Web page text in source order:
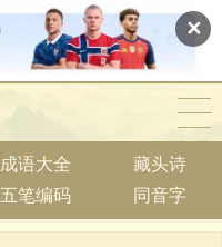
✕
成语大全
藏头诗
五笔编码 同音字